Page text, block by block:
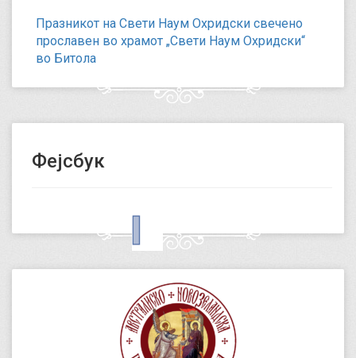
Празникот на Свети Наум Охридски свечено
прославен во храмот „Свети Наум Охридски“
во Битола
Фејсбук